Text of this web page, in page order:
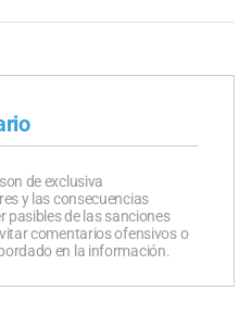
de exclusiva
y las consecuencias
pasibles de las sanciones
comentarios ofensivos o
en la información.